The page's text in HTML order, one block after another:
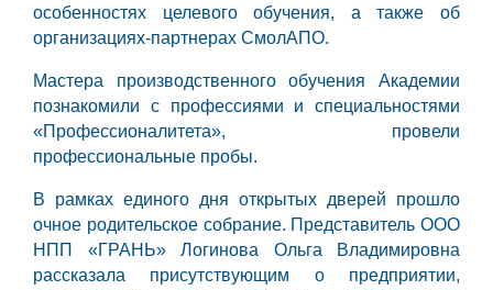
особенностях целевого обучения, а также об
организациях-партнерах СмолАПО.
Мастера производственного обучения Академии
познакомили с профессиями и специальностями
«Профессионалитета», провели
профессиональные пробы.
В рамках единого дня открытых дверей прошло
очное родительское собрание. Представитель ООО
НПП «ГРАНЬ» Логинова Ольга Владимировна
рассказала присутствующим о предприятии,